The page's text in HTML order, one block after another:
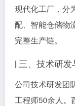
现代化工厂，分
配、智能仓储物
完整生产链。
三、技术研发
公司技术研发团
工程师50余人。